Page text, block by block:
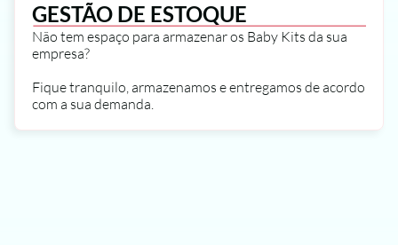
GESTÃO DE ESTOQUE
Não tem espaço para armazenar os Baby Kits da sua
empresa?
Fique tranquilo, armazenamos e entregamos de acordo
com a sua demanda.